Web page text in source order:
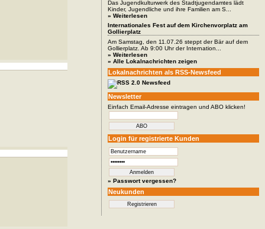
Das Jugendkulturwerk des Stadtjugendamtes lädt
Kinder, Jugendliche und ihre Familien am S...
» Weiterlesen
Internationales Fest auf dem Kirchenvorplatz am
Gollierplatz
Am Samstag, den 11.07.26 steppt der Bär auf dem
Gollierplatz. Ab 9:00 Uhr der Internation...
» Weiterlesen
» Alle Lokalnachrichten zeigen
Lokalnachrichten als RSS-Newsfeed
Newsletter
Einfach Email-Adresse eintragen und ABO klicken!
Login für registrierte Kunden
» Passwort vergessen?
Neukunden